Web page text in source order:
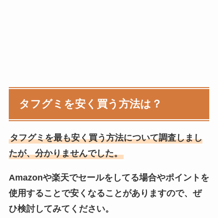
タフグミ を安く買う方法は？
タフグミを最も安く買う方法について調査しまし
たが、分かりませんでした。
Amazonや楽天でセールをしてる場合やポイントを
使用することで安くなることがありますので、ぜ
ひ検討してみてください。